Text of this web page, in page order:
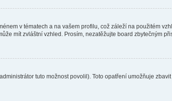
v tématech a na vašem profilu, což záleží na použitém
mít zvláštní vzhled. Prosím, nezatěžujte board zbytečným
tuto možnost povolil). Toto opatření umožňuje